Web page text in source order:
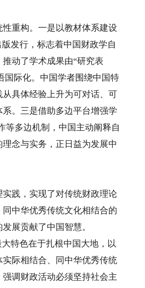
重构。一是以教材体系建设
发行，标志着中国财政学自
动了学术成果由“研究表
国际化。中国学者围绕中国特
具体经验上升为可对话、可
。三是借助多边平台增强学
等多边机制，中国主动阐释自
念与实务，正日益为发展中
践，实现了对传统财政理论
中华优秀传统文化相结合的
展贡献了中国智慧。
特色在于扎根中国大地，以
际相结合、同中华优秀传统
调财政活动必须坚持社会主